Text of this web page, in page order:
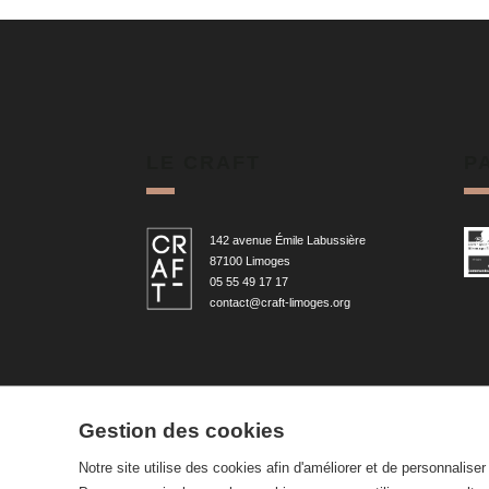
142 avenue Émile Labussière
87100 Limoges
05 55 49 17 17
contact@craft-limoges.org
Gestion des cookies
Notre site utilise des cookies afin d'améliorer et de